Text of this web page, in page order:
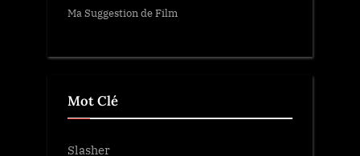
Ma Suggestion de Film
Mot Clé
Slasher